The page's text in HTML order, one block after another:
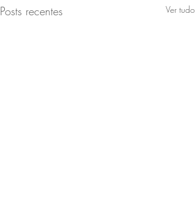
Posts recentes Ver tudo